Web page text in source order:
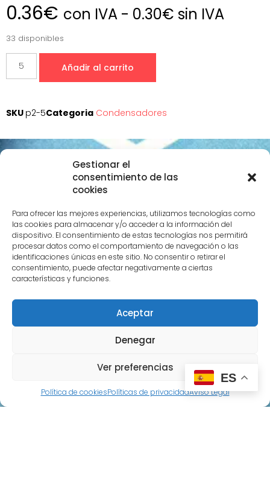
Gestionar el
consentimiento de las
cookies
Para ofrecer las mejores experiencias, utilizamos tecnologías como
las cookies para almacenar y/o acceder a la información del
dispositivo. El consentimiento de estas tecnologías nos permitirá
procesar datos como el comportamiento de navegación o las
identificaciones únicas en este sitio. No consentir o retirar el
consentimiento, puede afectar negativamente a ciertas
características y funciones.
Aceptar
Denegar
Ver preferencias
Política de cookiesPolíticas de privacidadAviso Legal
0.36€ con IVA - 0.30€ sin IVA
33 disponibles
Añadir al carrito
SKU p2-5Categoria Condensadores
Paginas legales
Políticas de privacidad
Políticas de reembolso
Políticas de cookies
Datos de contacto
C/Primera 8, Castillejo de Salvatierra
alfpen5@gmail.com
ES